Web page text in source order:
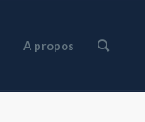
A propos